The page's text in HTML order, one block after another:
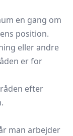
en gang om
position.
eller andre
er for
efter
man arbejder